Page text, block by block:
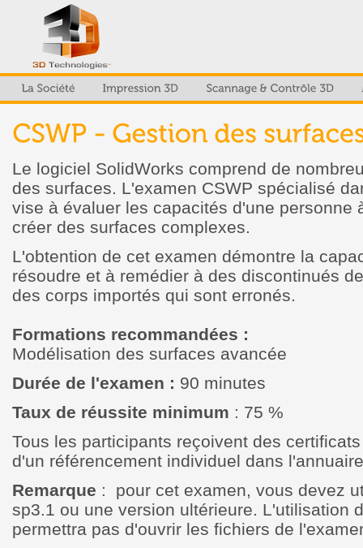
Le logiciel SolidWorks comprend de
des surfaces. L'examen CSWP spécialisé
vise à évaluer les capacités d'une personne
créer des surfaces complexes.
L'obtention de cet examen démontre la
résoudre et à remédier à des discontinués
des corps importés qui sont erronés.
Formations recommandées :
Modélisation des surfaces avancée
Durée de l'examen : 90 minutes
Taux de réussite minimum : 75 %
Tous les participants reçoivent des
d'un référencement individuel dans
Remarque : pour cet examen, vous devez
sp3.1 ou une version ultérieure. L'utilisation
permettra pas d'ouvrir les fichiers de